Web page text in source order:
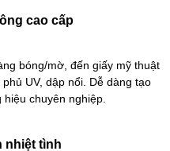
cao cấp
bóng/mờ, đến giấy mỹ thuật
UV, dập nổi. Dễ dàng tạo
chuyên nghiệp.
nhiệt tình